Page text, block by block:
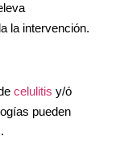
la intervención.
celulitis y/ó
pueden